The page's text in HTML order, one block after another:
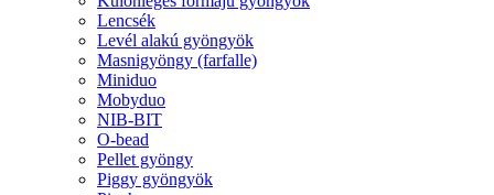
Lencsék
Levél alakú gyöngyök
Masnigyöngy (farfalle)
Miniduo
Mobyduo
NIB-BIT
O-bead
Pellet gyöngy
Piggy gyöngyök